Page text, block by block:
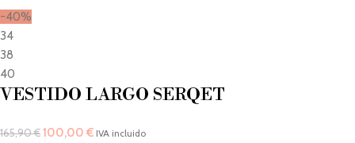
-40%
34
38
40
VESTIDO LARGO SERQET
165,90€100,00 € IVA incluido